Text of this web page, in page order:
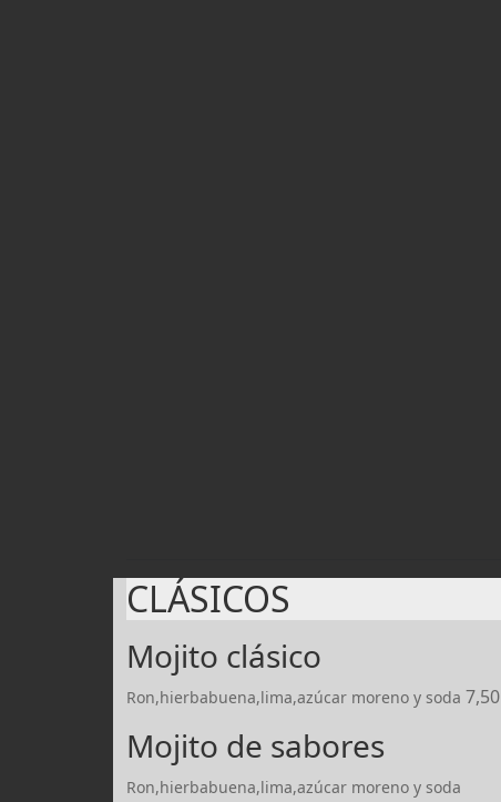
CLÁSICOS
Mojito clásico
Ron,hierbabuena,lima,azúcar moreno y soda 7,50
Mojito de sabores
Ron,hierbabuena,lima,azúcar moreno y soda